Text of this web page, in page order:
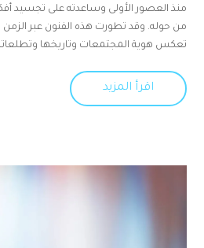
منذ العصور الأولى وساعدته على تجسيد
من حوله. وقد تطورت هذه الفنون عبر
تعكس هوية المجتمعات وتاريخها
اقرأ المزيد